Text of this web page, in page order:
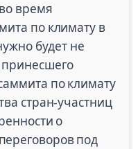
время
по климату в
будет не
принесшего
по климату
стран-участниц
о
под